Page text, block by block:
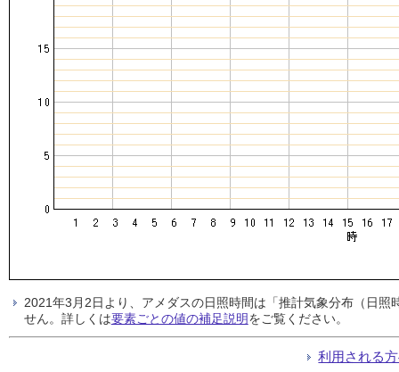
2021年3月2日より、アメダスの日照時間は「推計気象分布（日
せん。詳しくは要素ごとの値の補足説明をご覧ください。
利用される